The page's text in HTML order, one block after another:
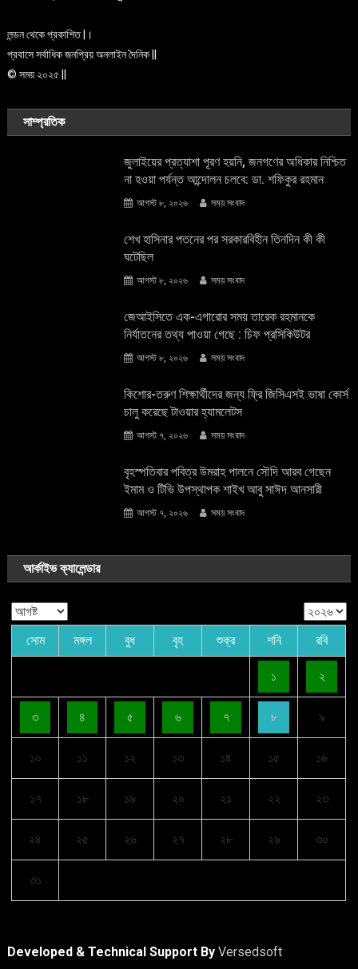
লন্ডন থেকে প্রকাশিত |।
প্রবাসে সর্বাধিক জনপ্রিয় অনলাইন দৈনিক ||
© সময় ২০২৫ ||
সাম্প্রতিক
জুলাইয়ের প্রত্যাশা পূরণ হয়নি, জনগণের অধিকার নিশ্চিত
না হওয়া পর্যন্ত আন্দোলন চলবে: ডা. শফিকুর রহমান
আগস্ট ৮, ২০২৬ সময় সংবাদ
শেখ হাসিনার পতনের পর সরকারবিহীন তিনদিন কী কী
ঘটেছিল
আগস্ট ৮, ২০২৬ সময় সংবাদ
জেআইসিতে এক-এগারোর সময় তারেক রহমানকে
নির্যাতনের তথ্য পাওয়া গেছে : চিফ প্রসিকিউটর
আগস্ট ৮, ২০২৬ সময় সংবাদ
কিশোর-তরুণ শিক্ষার্থীদের জন্য ফ্রি জিসিএসই ভাষা কোর্স
চালু করেছে টাওয়ার হ্যামলেটস
আগস্ট ৭, ২০২৬ সময় সংবাদ
বৃহস্পতিবার পবিত্র উমরাহ পালনে সৌদি আরব গেছেন
ইমাম ও টিভি উপস্থাপক শাইখ আবু সাঈদ আনসারী
আগস্ট ৭, ২০২৬ সময় সংবাদ
আর্কাইভ ক্যালেন্ডার
সোম মঙ্গল বুধ বৃহ শুক্র শনি রবি
১ ২
৩ ৪ ৫ ৬ ৭ ৮ ৯
১০ ১১ ১২ ১৩ ১৪ ১৫ ১৬
১৭ ১৮ ১৯ ২০ ২১ ২২ ২৩
২৪ ২৫ ২৬ ২৭ ২৮ ২৯ ৩০
৩১
Developed & Technical Support ByVersedsoft